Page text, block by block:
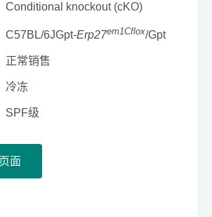
Conditional knockout (cKO)
C57BL/6JGpt-Erp27em1Cflox/Gpt
正常销售
冷冻
SPF级
面